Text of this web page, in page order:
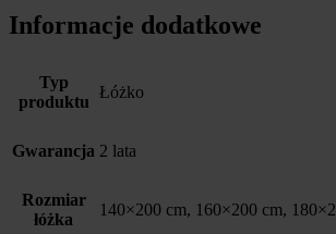
Informacje dodatkowe
Typ
produktu
Łóżko
Gwarancja 2 lata
Rozmiar
łóżka
140×200 cm, 160×200 cm,